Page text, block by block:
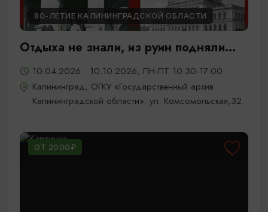
80-ЛЕТИЕ КАЛИНИНГРАДСКОЙ ОБЛАСТИ
Отдыха не знали, из руин подняли...
10.04.2026 - 10.10.2026, ПН-ПТ 10:30-17:00
Калининград, ОГКУ «Государственный архив
Калининградской области»: ул. Комсомольская,32.
ОТ 2000₽